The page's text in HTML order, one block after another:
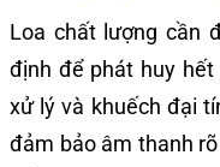
Loa chất lượng cần
định để phát huy
xử lý và khuếch đại
đảm bảo âm thanh